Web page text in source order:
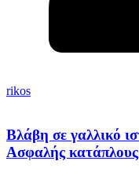
rikos
Βλάβη σε γαλλικό
Ασφαλής